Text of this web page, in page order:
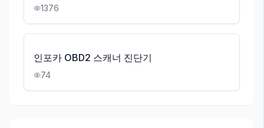
1376
인포카 OBD2 스캐너 진단기
74